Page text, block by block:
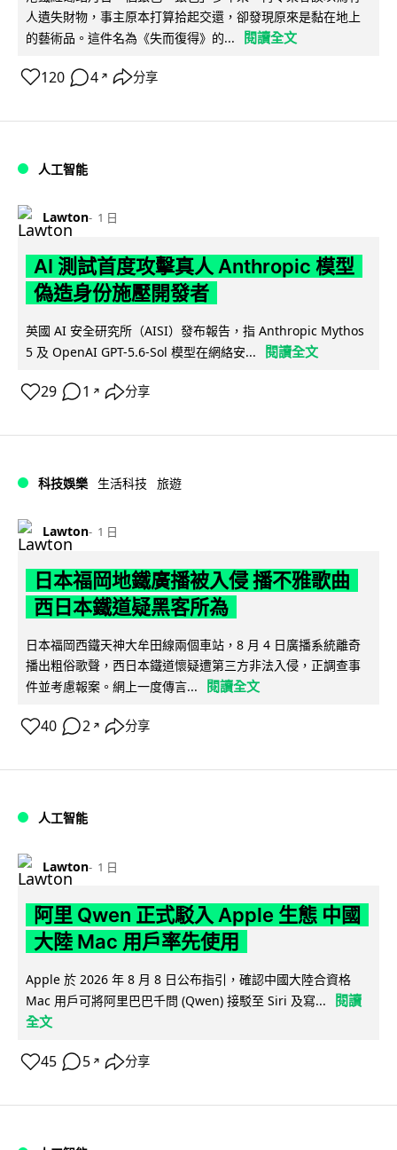
人遺失財物，事主原本打算拾起交還，卻發現原來是黏在地上
的藝術品。這件名為《失而復得》的...
閱讀全文
120 4 ↗ 分享
人工智能
Lawton 1 日
AI 測試首度攻擊真人 Anthropic 模型
偽造身份施壓開發者
英國 AI 安全研究所（AISI）發布報告，指 Anthropic Mythos
5 及 OpenAI GPT-5.6-Sol 模型在網絡安...
閱讀全文
29 1 ↗ 分享
科技娛樂 生活科技 旅遊
Lawton 1 日
日本福岡地鐵廣播被入侵 播不雅歌曲
西日本鐵道疑黑客所為
日本福岡西鐵天神大牟田線兩個車站，8 月 4 日廣播系統離奇
播出粗俗歌聲，西日本鐵道懷疑遭第三方非法入侵，正調查事
件並考慮報案。網上一度傳言...
閱讀全文
40 2 ↗ 分享
人工智能
Lawton 1 日
阿里 Qwen 正式駁入 Apple 生態 中國
大陸 Mac 用戶率先使用
Apple 於 2026 年 8 月 8 日公布指引，確認中國大陸合資格
Mac 用戶可將阿里巴巴千問 (Qwen) 接駁至 Siri 及寫...
閱讀
全文
45 5 ↗ 分享